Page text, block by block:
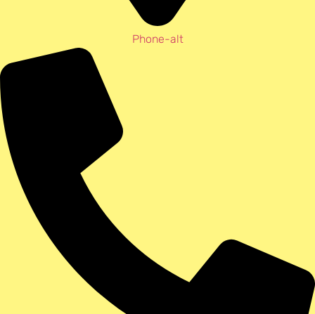
Phone-alt